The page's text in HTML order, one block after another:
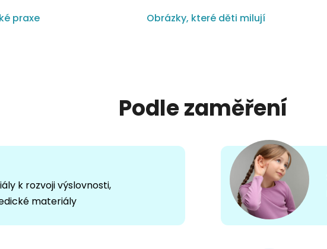
praxe Obrázky, které děti milují
Podle zaměření
k rozvoji výslovnosti,
materiály